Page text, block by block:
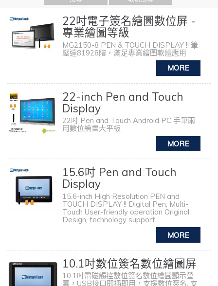
22吋電子簽名繪圖數位屏 -
專業繪圖等級
MG2150-8 PEN & TOUCH DISPLAY !! 筆
壓達81928階，滿足專業繪圖軟體應用
22-inch Pen and Touch
Display
22吋 Pen and Touch Android PC 手筆兩
用數位繪畫大平板
15.6吋 Pen and Touch
Display
15.6-inch High Resolution PEN and
TOUCH DISPLAY !! Digital Pen, Multi-
Touch User-friendly operation Original
Design, technology support
10.1吋數位簽名數位繪圖屏
10.1吋電磁觸控數位簽名數位繪圖顯示螢
幕，USB接口即插即用，支援數位簽名, 支